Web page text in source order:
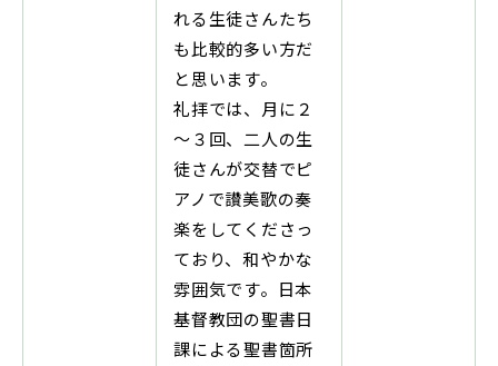
れる生徒さんたち
も比較的多い方だ
と思います。
礼拝では、月に２
～３回、二人の生
徒さんが交替でピ
アノで讃美歌の奏
楽をしてくださっ
ており、和やかな
雰囲気です。日本
基督教団の聖書日
課による聖書箇所